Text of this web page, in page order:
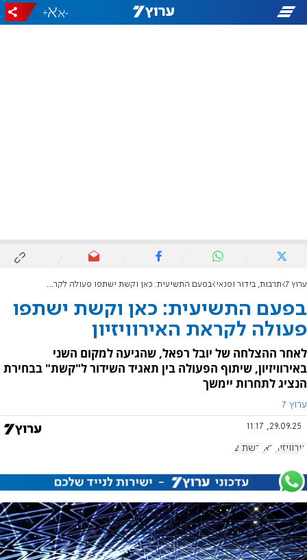
-
+
ערוץ 7 תרבות, בידור ופנאי בפעם התשיעית: כאן וקשת ישתפו פעולה לקראת האירוויזיון
בפעם התשיעית: כאן וקשת ישתפו
פעולה לקראת האירוויזיון
לאחר ההצלחה של יובל רפאל, שהגיעה למקום השני
באירוויזיון, שיתוף הפעולה בין תאגיד השידור ל"קשת" בבחירת
הנציג לתחרות יימשך
ערוץ 7
29.09.25, 11:17
אירוויזיון כאן קשת 12